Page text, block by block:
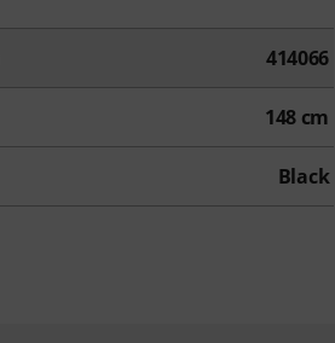
414066
148 cm
Black